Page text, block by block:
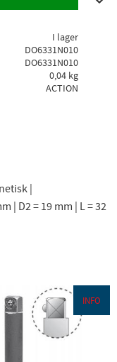
I lager
DO6331N010
DO6331N010
0,04 kg
ACTION
|
| D2 = 19 mm | L = 32
INFO